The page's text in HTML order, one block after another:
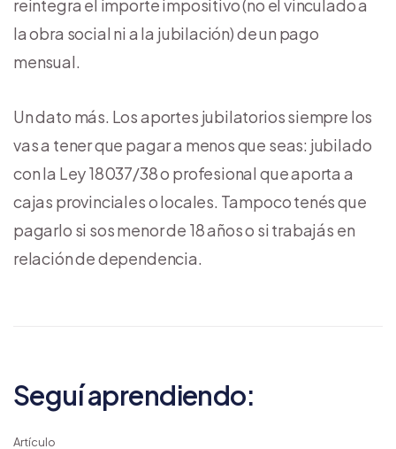
reintegra el importe impositivo (no el vinculado a
la obra social ni a la jubilación) de un pago
mensual.
Un dato más. Los aportes jubilatorios siempre los
vas a tener que pagar a menos que seas: jubilado
con la Ley 18037/38 o profesional que aporta a
cajas provinciales o locales. Tampoco tenés que
pagarlo si sos menor de 18 años o si trabajás en
relación de dependencia.
Seguí aprendiendo:
Artículo